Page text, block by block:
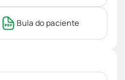
Bula do paciente